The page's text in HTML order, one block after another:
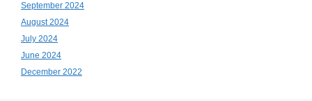
September 2024
August 2024
July 2024
June 2024
December 2022